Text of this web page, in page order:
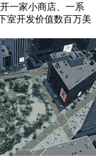
一家小商店、一系
室开发价值数百万美